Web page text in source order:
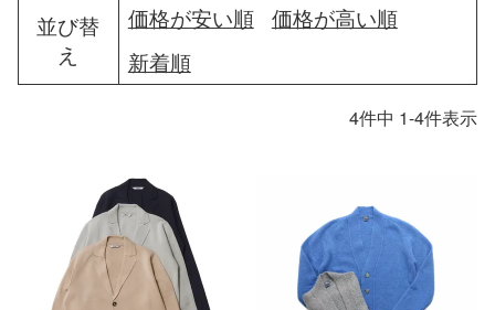
並び替
え
価格が安い順
価格が高い順
新着順
4件中 1-4件表示